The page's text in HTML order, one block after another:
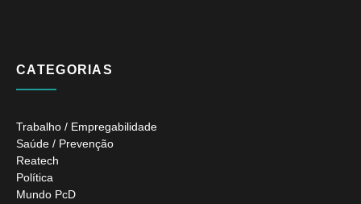
CATEGORIAS
Trabalho / Empregabilidade
Saúde / Prevenção
Reatech
Política
Mundo PcD